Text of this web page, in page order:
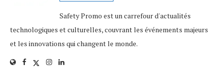
Safety Promo est un carrefour d'actualités
technologiques et culturelles, couvrant les événements majeurs
et les innovations qui changent le monde.